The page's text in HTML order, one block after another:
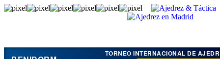
TORNEO INTERNACIONAL DE